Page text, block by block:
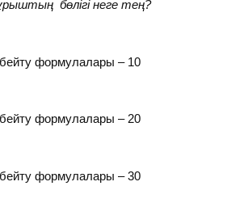
бөлігі неге тең?
формулалары – 10
формулалары – 20
формулалары – 30